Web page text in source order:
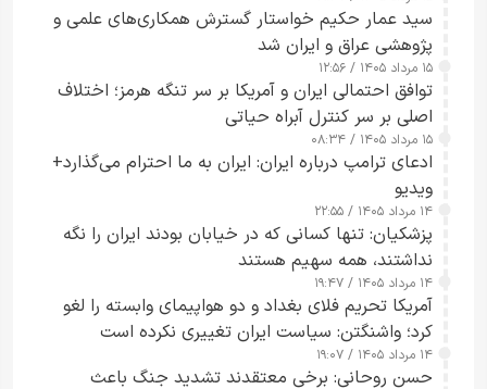
سید عمار حکیم خواستار گسترش همکاری‌های علمی و
پژوهشی عراق و ایران شد
۱۵ مرداد ۱۴۰۵ / ۱۲:۵۶
توافق احتمالی ایران و آمریکا بر سر تنگه هرمز؛ اختلاف
اصلی بر سر کنترل آبراه حیاتی
۱۵ مرداد ۱۴۰۵ / ۰۸:۳۴
ادعای ترامپ درباره ایران: ایران به ما احترام می‌گذارد+
ویدیو
۱۴ مرداد ۱۴۰۵ / ۲۲:۵۵
پزشکیان: تنها کسانی که در خیابان بودند ایران را نگه
نداشتند، همه سهیم هستند
۱۴ مرداد ۱۴۰۵ / ۱۹:۴۷
آمریکا تحریم فلای بغداد و دو هواپیمای وابسته را لغو
کرد؛ واشنگتن: سیاست ایران تغییری نکرده است
۱۴ مرداد ۱۴۰۵ / ۱۹:۰۷
حسن روحانی: برخی معتقدند تشدید جنگ باعث